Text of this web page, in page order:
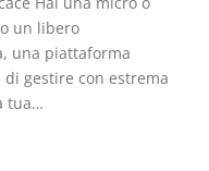
un libero
una piattaforma
gestire con estrema
tua…